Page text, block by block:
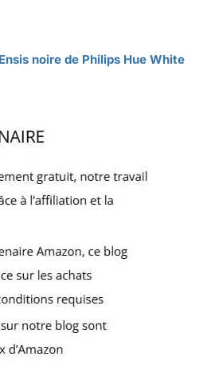
noire de Philips Hue White